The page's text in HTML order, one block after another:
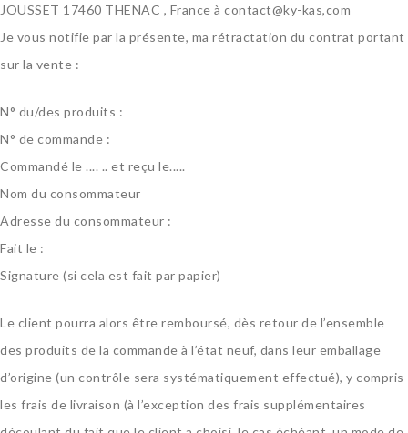
JOUSSET 17460 THENAC , France à contact@ky-kas,com
Je vous notifie par la présente, ma rétractation du contrat portant
sur la vente :
N° du/des produits :
N° de commande :
Commandé le .... .. et reçu le.....
Nom du consommateur
Adresse du consommateur :
Fait le :
Signature (si cela est fait par papier)
Le client pourra alors être remboursé, dès retour de l’ensemble
des produits de la commande à l’état neuf, dans leur emballage
d’origine (un contrôle sera systématiquement effectué), y compris
les frais de livraison (à l’exception des frais supplémentaires